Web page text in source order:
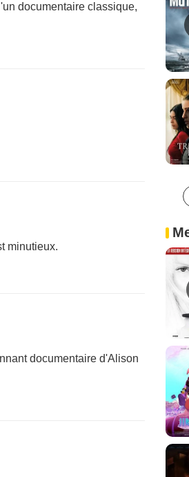
documentaire classique,
minutieux.
documentaire d'Alison